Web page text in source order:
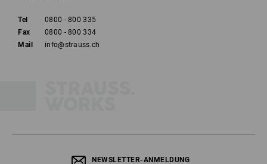
Tel
0800 - 800 335
Fax
0800 - 800 334
Mail
info@strauss.ch
NEWSLETTER-ANMELDUNG